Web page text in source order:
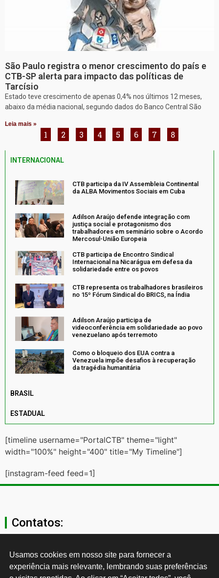
São Paulo registra o menor crescimento do país e
CTB-SP alerta para impacto das políticas de
Tarcísio
Estado teve crescimento de apenas 0,4% nos últimos 12 meses,
abaixo da média nacional, segundo dados do Banco Central São
Leia mais »
1 2 3 4 5 6 7 8
INTERNACIONAL
CTB participa da IV Assembleia Continental
da ALBA Movimentos Sociais em Cuba
Adilson Araújo defende integração com
justiça social e protagonismo dos
trabalhadores em seminário sobre o Acordo
Mercosul-União Europeia
CTB participa de Encontro Sindical
Internacional na Nicarágua em defesa da
solidariedade entre os povos
CTB representa os trabalhadores brasileiros
no 15º Fórum Sindical do BRICS, na Índia
Adilson Araújo participa de
videoconferência em solidariedade ao povo
venezuelano após terremoto
Como o bloqueio dos EUA contra a
Venezuela impõe desafios à recuperação
da tragédia humanitária
BRASIL
ESTADUAL
[timeline username="PortalCTB" theme="light"
width="100%" height="400" title="My Timeline"]
[instagram-feed feed=1]
Contatos:
secgeral@ctb.org.br
11 3874-0040
Usamos cookies em nosso site para fornecer a
experiência mais relevante, lembrando suas preferências